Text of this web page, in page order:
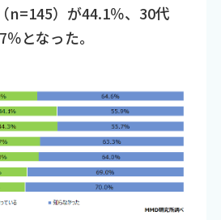
n=145）が44.1％、30代
となった。